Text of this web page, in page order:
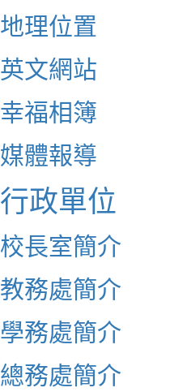
地理位置
英文網站
幸福相簿
媒體報導
行政單位
校長室簡介
教務處簡介
學務處簡介
總務處簡介